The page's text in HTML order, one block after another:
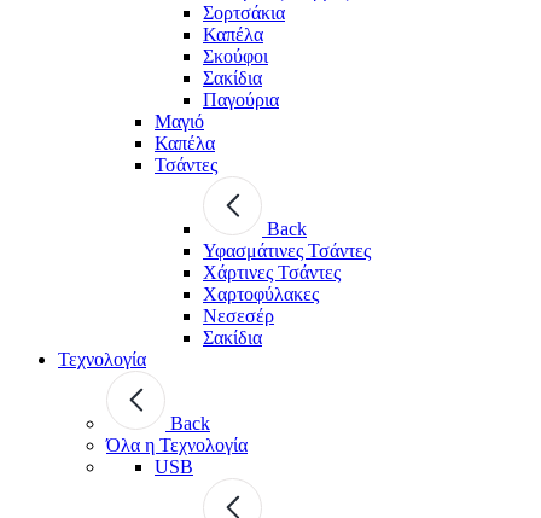
Σορτσάκια
Καπέλα
Σκούφοι
Σακίδια
Παγούρια
Μαγιό
Καπέλα
Τσάντες
Back
Υφασμάτινες Τσάντες
Χάρτινες Τσάντες
Χαρτοφύλακες
Νεσεσέρ
Σακίδια
Τεχνολογία
Back
Όλα η Τεχνολογία
USB